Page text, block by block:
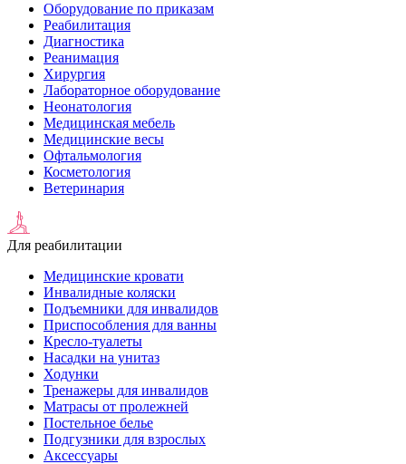
Оборудование по приказам
Реабилитация
Диагностика
Реанимация
Хирургия
Лабораторное оборудование
Неонатология
Медицинская мебель
Медицинские весы
Офтальмология
Косметология
Ветеринария
Для реабилитации
Медицинские кровати
Инвалидные коляски
Подъемники для инвалидов
Приспособления для ванны
Кресло-туалеты
Насадки на унитаз
Ходунки
Тренажеры для инвалидов
Матрасы от пролежней
Постельное белье
Подгузники для взрослых
Аксессуары